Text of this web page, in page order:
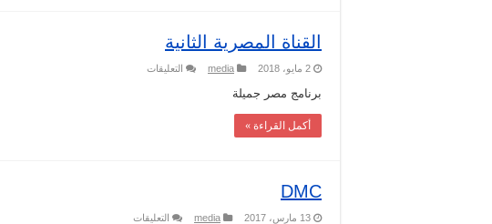
القناة المصرية الثانية
2 مايو، 2018 media التعليقات
برنامج مصر جميلة
أكمل القراءة »
DMC
13 مارس، 2017 media التعليقات